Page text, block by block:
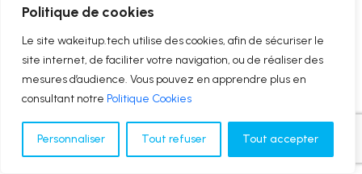
Politique de cookies
Le site wakeitup.tech utilise des cookies, afin de sécuriser le
site internet, de faciliter votre navigation, ou de réaliser des
mesures d’audience. Vous pouvez en apprendre plus en
consultant notre Politique Cookies
Personnaliser Tout refuser Tout accepter